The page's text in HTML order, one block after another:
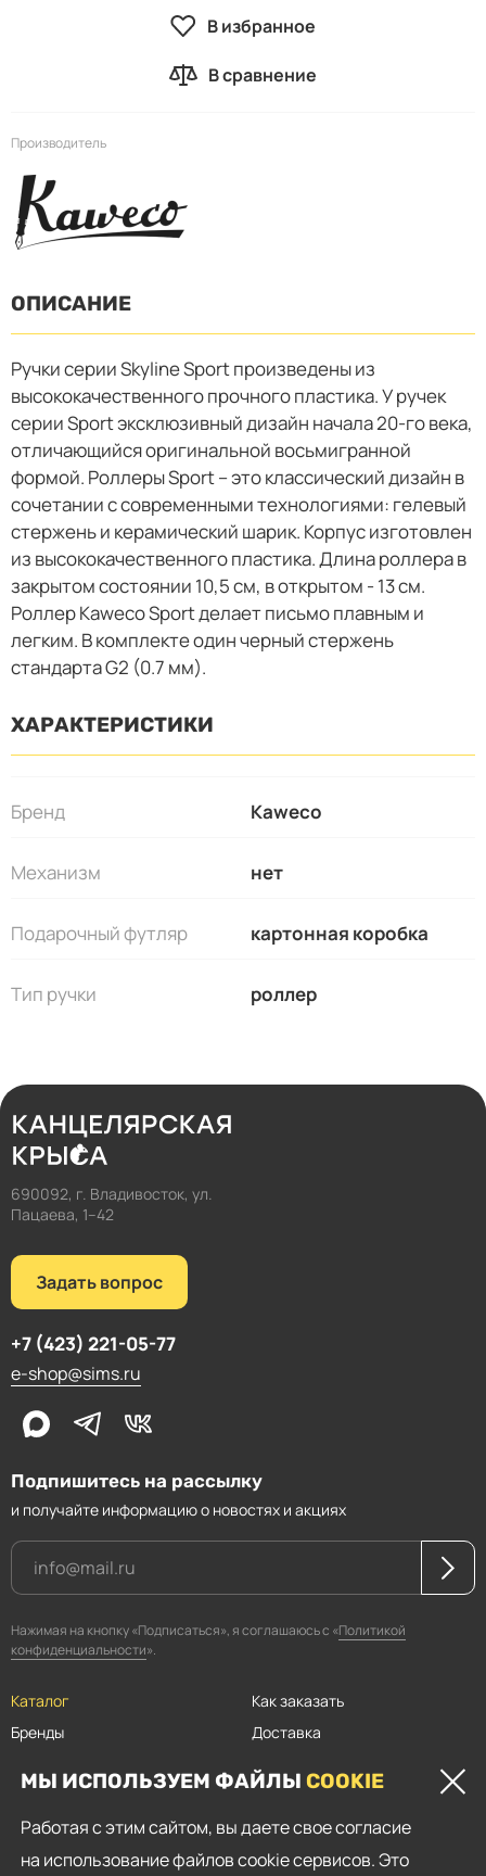
В избранное
В сравнение
Производитель
ОПИСАНИЕ
Ручки серии Skyline Sport произведены из
высококачественного прочного пластика. У ручек
серии Sport эксклюзивный дизайн начала 20-го века,
отличающийся оригинальной восьмигранной
формой. Роллеры Sport – это классический дизайн в
сочетании с современными технологиями: гелевый
стержень и керамический шарик. Корпус изготовлен
из высококачественного пластика. Длина роллера в
закрытом состоянии 10,5 см, в открытом - 13 см.
Роллер Kaweco Sport делает письмо плавным и
легким. В комплекте один черный стержень
стандарта G2 (0.7 мм).
ХАРАКТЕРИСТИКИ
Бренд Kaweco
Механизм нет
Подарочный футляр картонная коробка
Тип ручки роллер
МЫ ИСПОЛЬЗУЕМ ФАЙЛЫ COOKIE
Работая с этим сайтом, вы даете свое согласие
на использование файлов cookie сервисов. Это
690092, г. Владивосток, ул.
Пацаева, 1–42
Каталог
Бренды
Прайсы
Контакты
Как заказать
Доставка
Оплата
Скидки
Подпишитесь на рассылку
и получайте информацию о новостях и акциях
Нажимая на кнопку «Подписаться», я соглашаюсь с «Политикой
конфиденциальности».
Задать вопрос
+7 (423) 221-05-77
e-shop@sims.ru